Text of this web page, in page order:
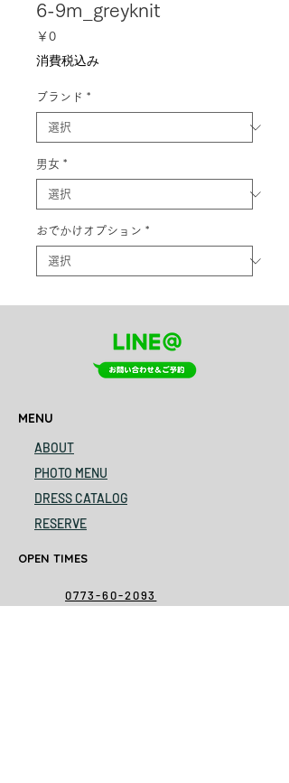
6-9m_greyknit
￥0価
消費税込み
ブランド *
男女 *
おでかけオプション *
MENU
ABOUT
PHOTO MENU
DRESS CATALOG
RESERVE
OPEN TIMES
0773-60-2093